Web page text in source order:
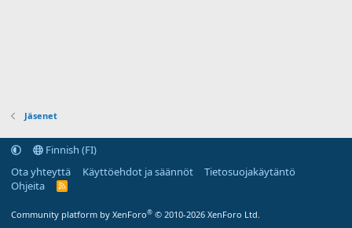
Jäsenet
Finnish (FI)
Ota yhteyttä
Käyttöehdot ja säännöt
Tietosuojakäytäntö
Ohjeita
R
Community platform by XenForo® © 2010-2026 XenForo Ltd.